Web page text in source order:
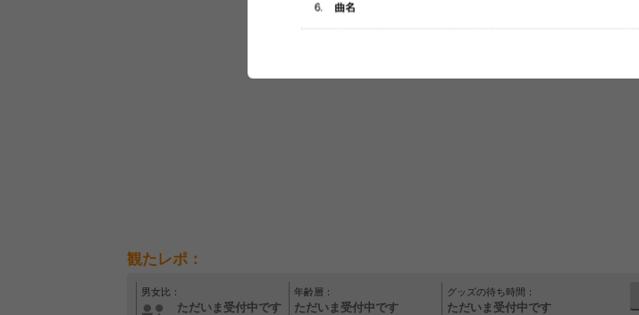
観たレポ：
男女比：
ただいま受付中です
年齢層：
ただいま受付中です
グッズの待ち時間：
ただいま受付中です